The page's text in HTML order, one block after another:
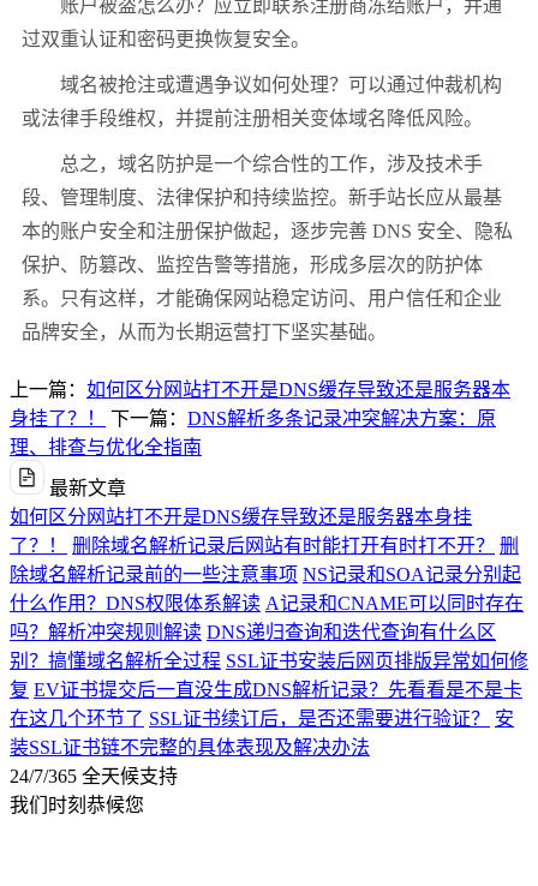
账户被盗怎么办？应立即联系注册商冻结账户，并通
过双重认证和密码更换恢复安全。
域名被抢注或遭遇争议如何处理？可以通过仲裁机构
或法律手段维权，并提前注册相关变体域名降低风险。
总之，域名防护是一个综合性的工作，涉及技术手
段、管理制度、法律保护和持续监控。新手站长应从最基
本的账户安全和注册保护做起，逐步完善 DNS 安全、隐私
保护、防篡改、监控告警等措施，形成多层次的防护体
系。只有这样，才能确保网站稳定访问、用户信任和企业
品牌安全，从而为长期运营打下坚实基础。
上一篇： 如何区分网站打不开是DNS缓存导致还是服务器本
身挂了？！
下一篇： DNS解析多条记录冲突解决方案：原
理、排查与优化全指南
最新文章
如何区分网站打不开是DNS缓存导致还是服务器本身挂
了？！
删除域名解析记录后网站有时能打开有时打不开？
删
除域名解析记录前的一些注意事项 NS记录和SOA记录分别起
什么作用？DNS权限体系解读 A记录和CNAME可以同时存在
吗？解析冲突规则解读 DNS递归查询和迭代查询有什么区
别？搞懂域名解析全过程 SSL证书安装后网页排版异常如何修
复 EV证书提交后一直没生成DNS解析记录？先看看是不是卡
在这几个环节了 SSL证书续订后，是否还需要进行验证？
安
装SSL证书链不完整的具体表现及解决办法
24/7/365 全天候支持
我们时刻恭候您